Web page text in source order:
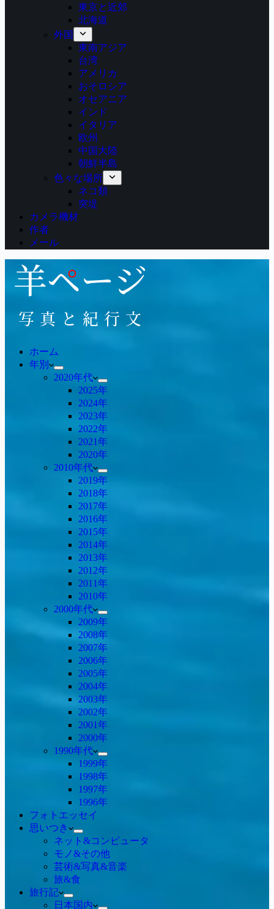
東京と近郊
北海道
外国
東南アジア
台湾
アメリカ
おそロシア
オセアニア
インド
イタリア
欧州
中国大陸
朝鮮半島
色々な場所
ネコ類
突堤
カメラ機材
作者
メール
ホーム
年別
2020年代
2025年
2024年
2023年
2022年
2021年
2020年
2010年代
2019年
2018年
2017年
2016年
2015年
2014年
2013年
2012年
2011年
2010年
2000年代
2009年
2008年
2007年
2006年
2005年
2004年
2003年
2002年
2001年
2000年
1990年代
1999年
1998年
1997年
1996年
フォトエッセイ
思いつき
ネット&コンピュータ
モノ&その他
芸術&写真&音楽
旅&食
旅行記
日本国内